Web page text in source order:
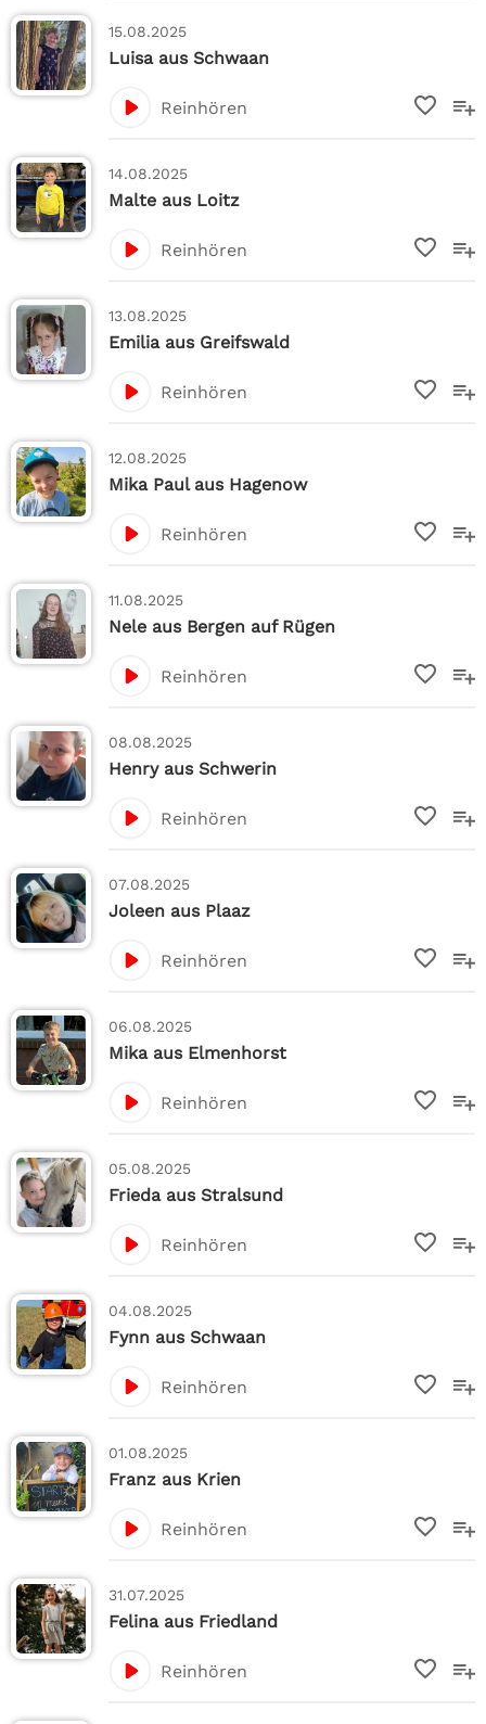
15.08.2025
Luisa aus Schwaan
Reinhören
14.08.2025
Malte aus Loitz
Reinhören
13.08.2025
Emilia aus Greifswald
Reinhören
12.08.2025
Mika Paul aus Hagenow
Reinhören
11.08.2025
Nele aus Bergen auf Rügen
Reinhören
08.08.2025
Henry aus Schwerin
Reinhören
07.08.2025
Joleen aus Plaaz
Reinhören
06.08.2025
Mika aus Elmenhorst
Reinhören
05.08.2025
Frieda aus Stralsund
Reinhören
04.08.2025
Fynn aus Schwaan
Reinhören
01.08.2025
Franz aus Krien
Reinhören
31.07.2025
Felina aus Friedland
Reinhören